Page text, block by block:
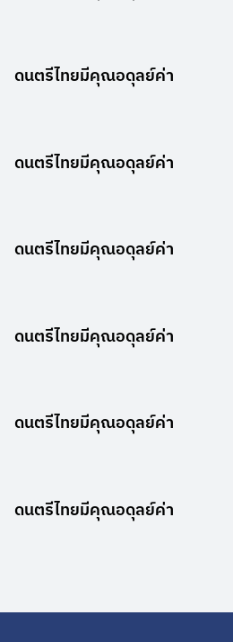
ดนตรีไทยมีคุณอดุลย์ค่า
ดนตรีไทยมีคุณอดุลย์ค่า
ดนตรีไทยมีคุณอดุลย์ค่า
ดนตรีไทยมีคุณอดุลย์ค่า
ดนตรีไทยมีคุณอดุลย์ค่า
ดนตรีไทยมีคุณอดุลย์ค่า